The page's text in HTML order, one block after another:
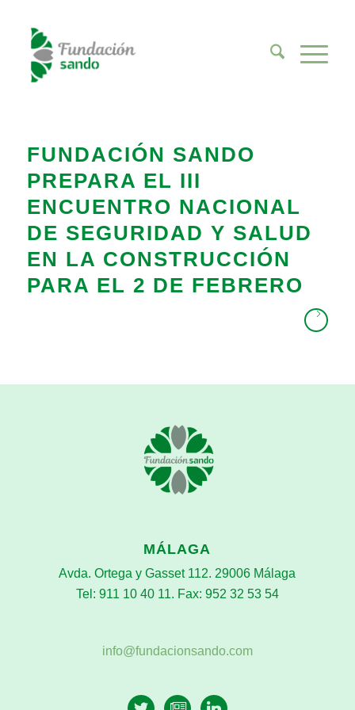
FUNDACIÓN SANDO
PREPARA EL III
ENCUENTRO NACIONAL
DE SEGURIDAD Y SALUD
EN LA CONSTRUCCIÓN
PARA EL 2 DE FEBRERO
MÁLAGA
Avda. Ortega y Gasset 112. 29006 Málaga
Tel: 911 10 40 11. Fax: 952 32 53 54
info@fundacionsando.com
twitter newspaper-
linkedin